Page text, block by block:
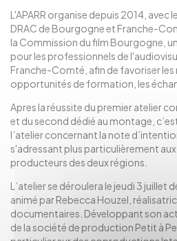
L'APARR organise depuis 2014, avec
DRAC de Bourgogne et Franche-
la Commission du film Bourgogne,
pour les professionnels de
Franche-Comté, afin de favoriser les
opportunités de formation, les
Apres la réussite du premier atelier
et du second dédié au montage,
l’atelier concernant la note
s'adressant plus particulièrement
producteurs des deux régions.
L’atelier se déroulera le jeudi 3 juillet
animé par Rebecca Houzel,
documentaires. Développant son
de la société de production Petit à